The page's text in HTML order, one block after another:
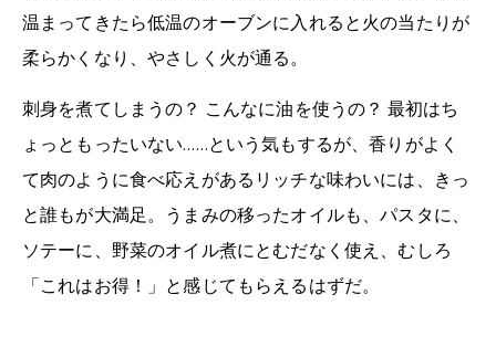
温まってきたら低温のオーブンに入れると火の当たりが
柔らかくなり、やさしく火が通る。
刺身を煮てしまうの？ こんなに油を使うの？ 最初はち
ょっともったいない……という気もするが、香りがよく
て肉のように食べ応えがあるリッチな味わいには、きっ
と誰もが大満足。うまみの移ったオイルも、パスタに、
ソテーに、野菜のオイル煮にとむだなく使え、むしろ
「これはお得！」と感じてもらえるはずだ。